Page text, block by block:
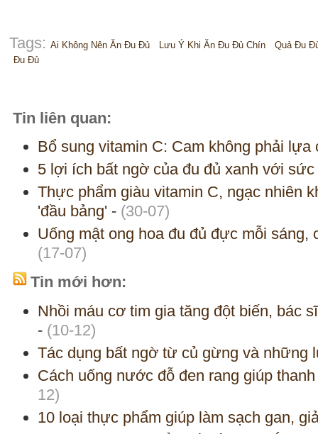
Tags: Ai Không Nên Ăn Đu Đủ Lưu Ý Khi Ăn Đu Đủ Chín
Quả Đu
Đu Đủ
Tin liên quan:
Bổ sung vitamin C: Cam không phải lựa
5 lợi ích bất ngờ của đu đủ xanh với sức
Thực phẩm giàu vitamin C, ngạc nhiên
'đầu bảng' - (30-07)
Uống mật ong hoa đu đủ đực mỗi sáng,
(17-07)
Tin mới hơn:
Nhồi máu cơ tim gia tăng đột biến, bác
- (10-12)
Tác dụng bất ngờ từ củ gừng và những
Cách uống nước đỗ đen rang giúp
12)
10 loại thực phẩm giúp làm sạch gan,